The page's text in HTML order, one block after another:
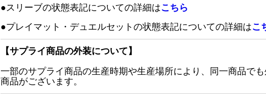
●スリーブの状態表記についての詳細はこちら
●プレイマット・デュエルセットの状態表記についての詳細はこ
【サプライ商品の外装について】
一部のサプライ商品の生産時期や生産場所により、同一商品で
商品がございます。